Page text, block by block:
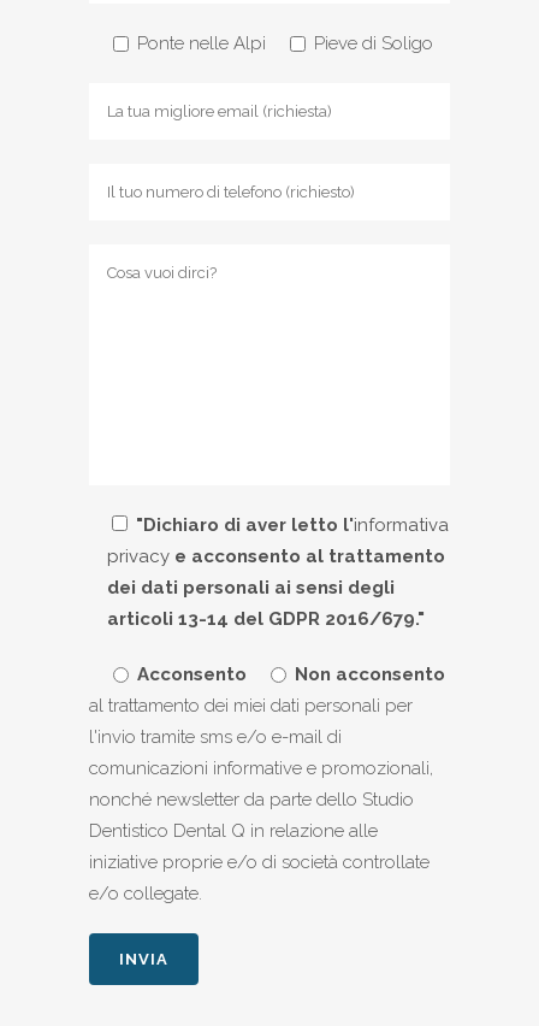
Ponte nelle Alpi Pieve di Soligo
"Dichiaro di aver letto l'informativa
privacy e acconsento al trattamento
dei dati personali ai sensi degli
articoli 13-14 del GDPR 2016/679."
Acconsento
Non acconsento
al trattamento dei miei dati personali per
l'invio tramite sms e/o e-mail di
comunicazioni informative e promozionali,
nonché newsletter da parte dello Studio
Dentistico Dental Q in relazione alle
iniziative proprie e/o di società controllate
e/o collegate.